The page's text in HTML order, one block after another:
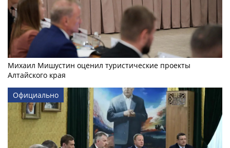
Михаил Мишустин оценил туристические проекты
Алтайского края
Официально